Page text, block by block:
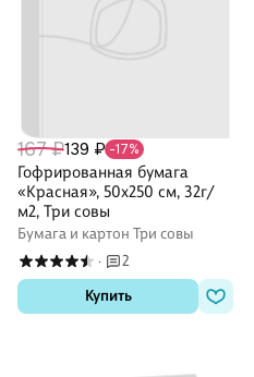
167 ₽139 ₽ -17%
Гофрированная бумага
«Красная», 50х250 см, 32г/
м2, Три совы
Бумага и картон Три совы
·
2
Купить